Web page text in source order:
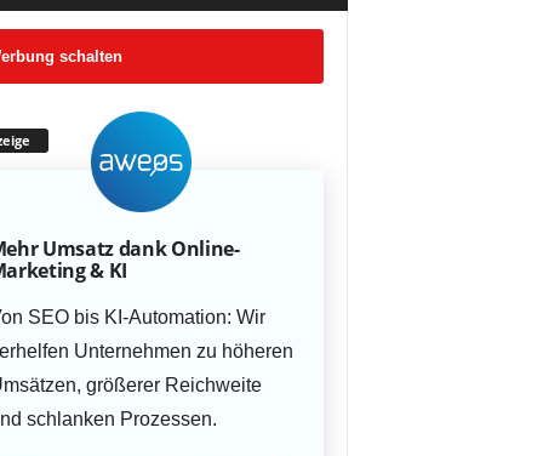
schalten
Umsatz dank Online-
& KI
SEO bis KI-Automation: Wir
Unternehmen zu höheren
größerer Reichweite
schlanken Prozessen.